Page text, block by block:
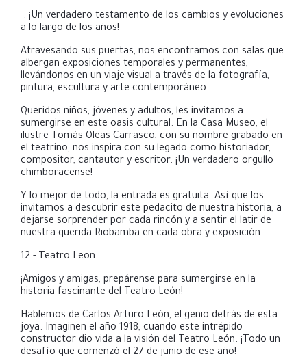
. ¡Un verdadero testamento de los cambios y evoluciones
a lo largo de los años!
Atravesando sus puertas, nos encontramos con salas que
albergan exposiciones temporales y permanentes,
llevándonos en un viaje visual a través de la fotografía,
pintura, escultura y arte contemporáneo.
Queridos niños, jóvenes y adultos, les invitamos a
sumergirse en este oasis cultural. En la Casa Museo, el
ilustre Tomás Oleas Carrasco, con su nombre grabado en
el teatrino, nos inspira con su legado como historiador,
compositor, cantautor y escritor. ¡Un verdadero orgullo
chimboracense!
Y lo mejor de todo, la entrada es gratuita. Así que los
invitamos a descubrir este pedacito de nuestra historia, a
dejarse sorprender por cada rincón y a sentir el latir de
nuestra querida Riobamba en cada obra y exposición.
12.- Teatro Leon
¡Amigos y amigas, prepárense para sumergirse en la
historia fascinante del Teatro León!
Hablemos de Carlos Arturo León, el genio detrás de esta
joya. Imaginen el año 1918, cuando este intrépido
constructor dio vida a la visión del Teatro León. ¡Todo un
desafío que comenzó el 27 de junio de ese año!